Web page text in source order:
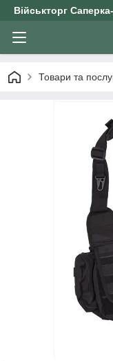
Військторг
Товари та